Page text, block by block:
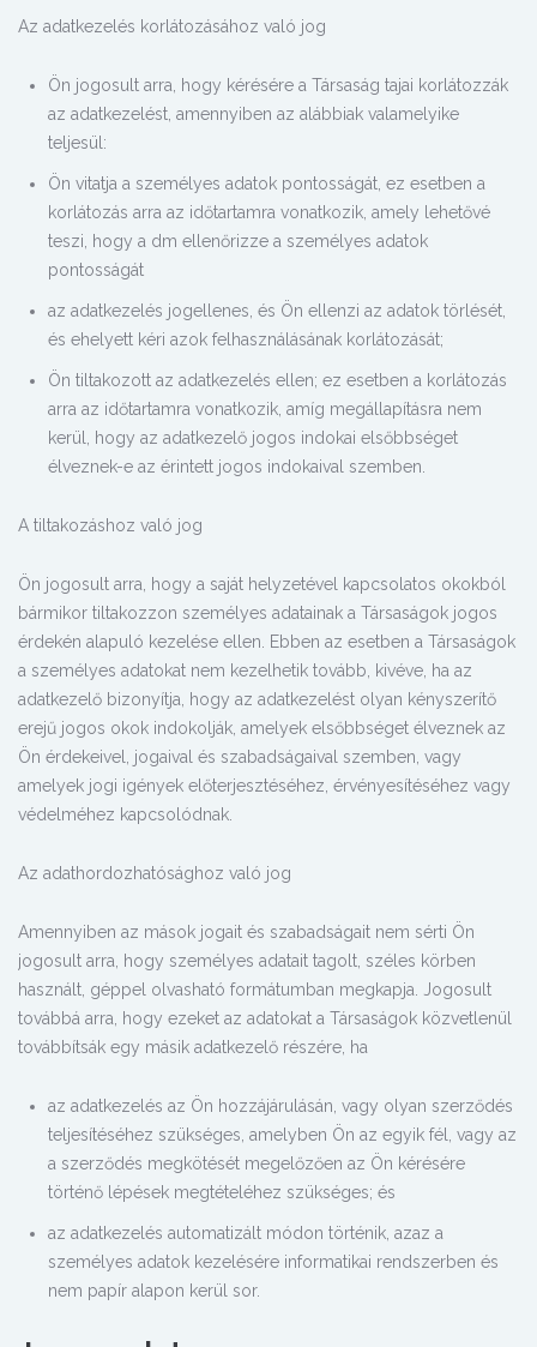
Az adatkezelés korlátozásához való jog
Ön jogosult arra, hogy kérésére a Társaság tajai korlátozzák
az adatkezelést, amennyiben az alábbiak valamelyike
teljesül:
Ön vitatja a személyes adatok pontosságát, ez esetben a
korlátozás arra az időtartamra vonatkozik, amely lehetővé
teszi, hogy a dm ellenőrizze a személyes adatok
pontosságát
az adatkezelés jogellenes, és Ön ellenzi az adatok törlését,
és ehelyett kéri azok felhasználásának korlátozását;
Ön tiltakozott az adatkezelés ellen; ez esetben a korlátozás
arra az időtartamra vonatkozik, amíg megállapításra nem
kerül, hogy az adatkezelő jogos indokai elsőbbséget
élveznek-e az érintett jogos indokaival szemben.
A tiltakozáshoz való jog
Ön jogosult arra, hogy a saját helyzetével kapcsolatos okokból
bármikor tiltakozzon személyes adatainak a Társaságok jogos
érdekén alapuló kezelése ellen. Ebben az esetben a Társaságok
a személyes adatokat nem kezelhetik tovább, kivéve, ha az
adatkezelő bizonyítja, hogy az adatkezelést olyan kényszerítő
erejű jogos okok indokolják, amelyek elsőbbséget élveznek az
Ön érdekeivel, jogaival és szabadságaival szemben, vagy
amelyek jogi igények előterjesztéséhez, érvényesítéséhez vagy
védelméhez kapcsolódnak.
Az adathordozhatósághoz való jog
Amennyiben az mások jogait és szabadságait nem sérti Ön
jogosult arra, hogy személyes adatait tagolt, széles körben
használt, géppel olvasható formátumban megkapja. Jogosult
továbbá arra, hogy ezeket az adatokat a Társaságok közvetlenül
továbbítsák egy másik adatkezelő részére, ha
az adatkezelés az Ön hozzájárulásán, vagy olyan szerződés
teljesítéséhez szükséges, amelyben Ön az egyik fél, vagy az
a szerződés megkötését megelőzően az Ön kérésére
történő lépések megtételéhez szükséges; és
az adatkezelés automatizált módon történik, azaz a
személyes adatok kezelésére informatikai rendszerben és
nem papír alapon kerül sor.